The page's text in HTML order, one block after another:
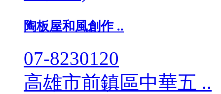
陶板屋和風創作 ..
07-8230120
高雄市前鎮區中華五 ..